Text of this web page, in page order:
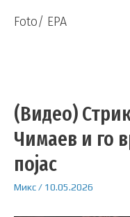
Foto/ EPA
(Видео)
Чимаев и го
појас
Микс/ 10.05.2026